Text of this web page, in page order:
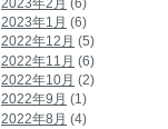
2023年1月 (6)
2022年12月 (5)
2022年11月 (6)
2022年10月 (2)
2022年9月 (1)
2022年8月 (4)